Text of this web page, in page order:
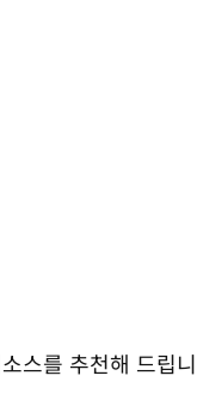
스를 추천해 드립니